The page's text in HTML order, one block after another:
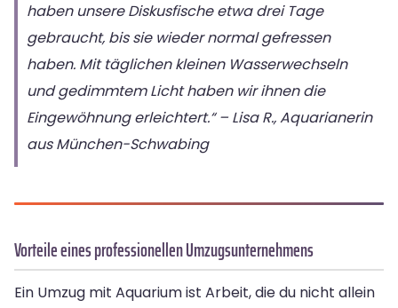
haben unsere Diskusfische etwa drei Tage
gebraucht, bis sie wieder normal gefressen
haben. Mit täglichen kleinen Wasserwechseln
und gedimmtem Licht haben wir ihnen die
Eingewöhnung erleichtert.“ – Lisa R., Aquarianerin
aus München-Schwabing
Vorteile eines professionellen Umzugsunternehmens
Ein Umzug mit Aquarium ist Arbeit, die du nicht allein